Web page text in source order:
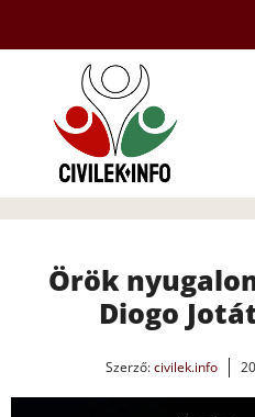
tartalomba
Örök
Diogo
Szerző:civilek.info